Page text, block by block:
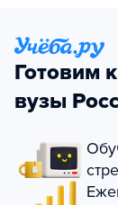
Готовим
вузы